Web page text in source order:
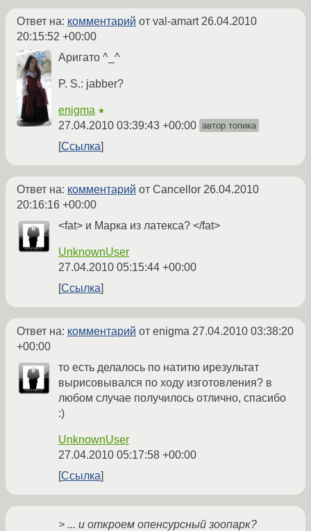
Ответ на: комментарий от val-amart 26.04.2010
20:15:52 +00:00
Аригато ^_^
P. S.: jabber?
enigma ★
27.04.2010 03:39:43 +00:00 автор топика
Ссылка
Ответ на: комментарий от Cancellor 26.04.2010
20:16:16 +00:00
<fat> и Марка из латекса? </fat>
UnknownUser
27.04.2010 05:15:44 +00:00
Ссылка
Ответ на: комментарий от enigma 27.04.2010 03:38:20
+00:00
то есть делалось по натитю ирезультат
вырисовывался по ходу изготовления? в
любом случае получилось отлично, спасибо
:)
UnknownUser
27.04.2010 05:17:58 +00:00
Ссылка
> ... и откроем опенсурсный зоопарк?